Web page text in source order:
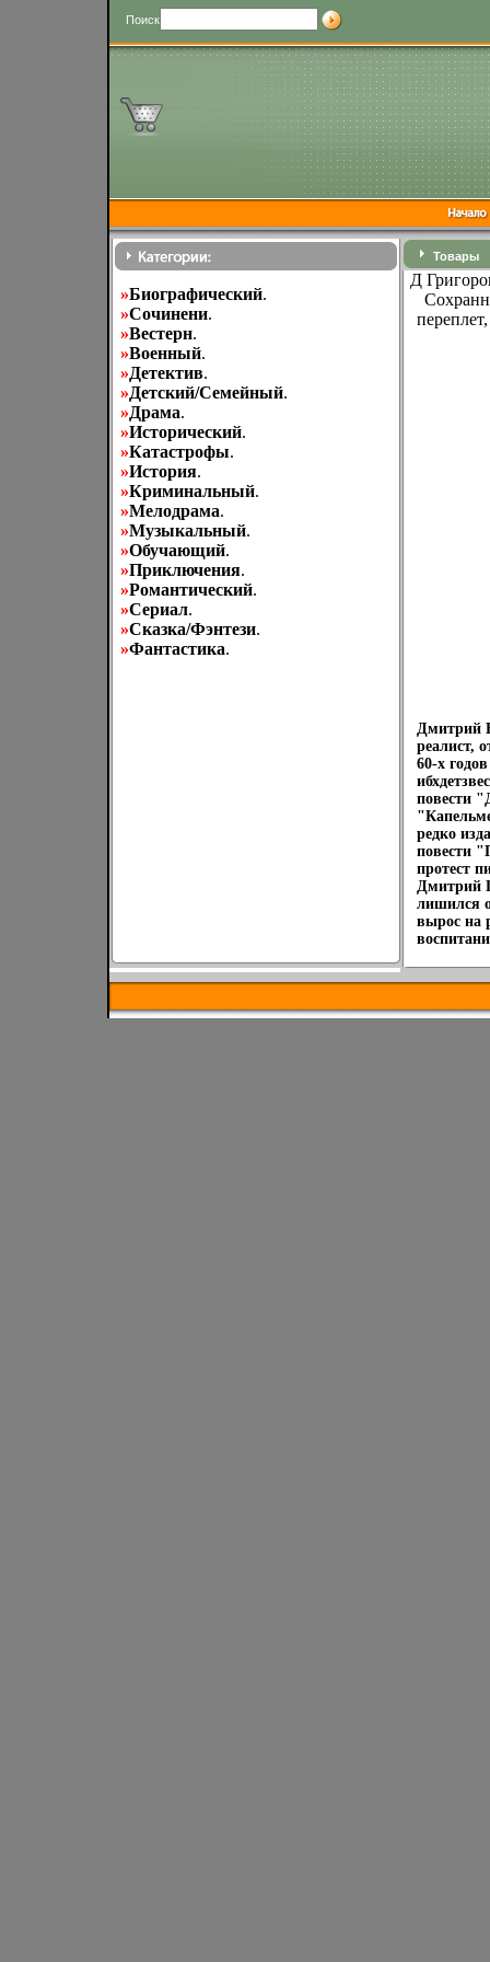
Поиск
»Биографический.
»Cочинени.
»Вестерн.
»Военный.
»Детектив.
»Детский/Семейный.
»Драма.
»Исторический.
»Катастрофы.
»История.
»Криминальный.
»Мелодрама.
»Музыкальный.
»Обучающий.
»Приключения.
»Романтический.
»Сериал.
»Сказка/Фэнтези.
»Фантастика.
Товары
Д
Дмитрий
реалист,
60-х
повести
редко
повести
протест
Дмитрий
лишился
вырос на